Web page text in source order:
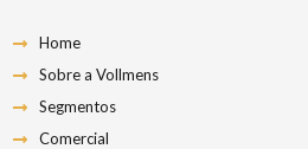
Home
Sobre a Vollmens
Segmentos
Comercial